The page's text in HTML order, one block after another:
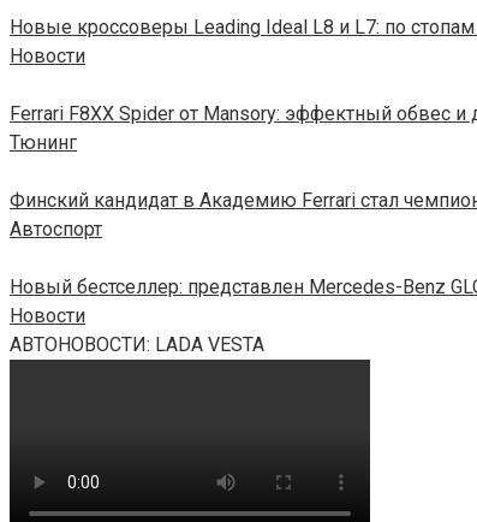
Новые кроссоверы Leading Ideal L8 и L7: по
Новости
Ferrari F8XX Spider от Mansory: эффектный обвес и
Тюнинг
Финский кандидат в Академию Ferrari стал
Автоспорт
Новый бестселлер: представлен Mercedes-Benz
Новости
АВТОНОВОСТИ: LADA VESTA